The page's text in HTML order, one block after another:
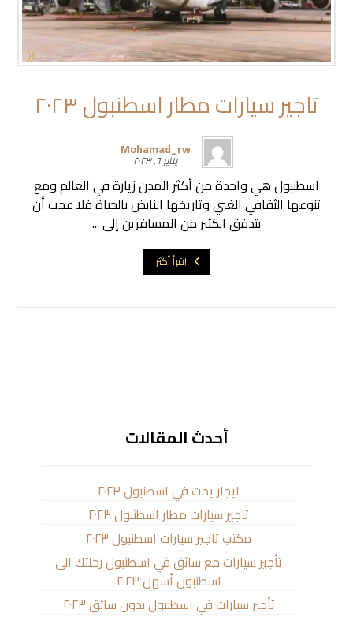
تاجير سيارات مطار اسطنبول ٢٠٢٣
Mohamad_rw
يناير ٦, ٢٠٢٣
اسطنبول هي واحدة من أكثر المدن زيارة في العالم ومع
تنوعها الثقافي الغني وتاريخها النابض بالحياة فلا عجب أن
يتدفق الكثير من المسافرين إلى ...
اقرأ أكثر
أحدث المقالات
ايجار يخت في اسطنبول ٢٠٢٣
تاجير سيارات مطار اسطنبول ٢٠٢٣
مكتب تاجير سيارات اسطنبول ٢٠٢٣
تأجير سيارات مع سائق في اسطنبول رحلتك الى
اسطنبول أسهل ٢٠٢٣
تأجير سيارات في اسطنبول بدون سائق ٢٠٢٣